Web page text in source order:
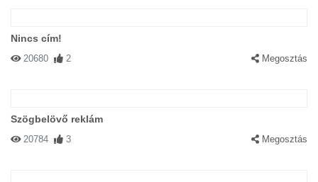
Nincs cím!
20680 2 Megosztás
Szögbelövő reklám
20784 3 Megosztás